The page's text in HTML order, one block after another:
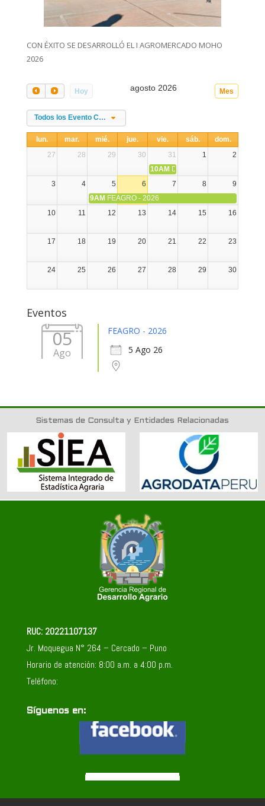
CON ÉXITO SE DESARROLLÓ EL I AGROMERCADO MOHO
2026
Hoy Mes
agosto 2026
Todos los Evento Categories
lun. mar. mié. jue. vie. sáb.
dom.
27
28 29 30 31 1
2
10AM DIA NACIONAL DE LA
3
4 5 6 7 8
9
9AM FEAGRO - 2026
10
11 12 13 14 15 16
17 18 19 20 21 22 23
24 25 26 27 28 29 30
Eventos
05
Ago
FEAGRO - 2026
5 Ago 26
Sistemas de Consulta y Entidades Relacionadas
RUC: 20221107137
Jr. Moquegua N° 264 – Cercado – Puno
Horario de atención: 8:00 a.m. a 4:00 p.m.
Teléfono:
Síguenos en: